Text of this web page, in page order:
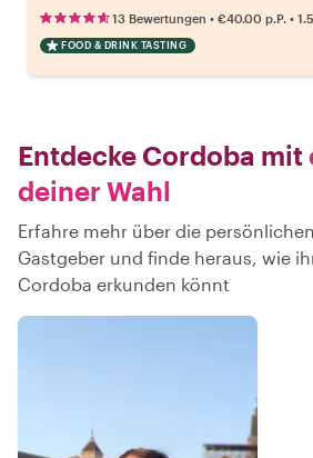
13 Bewertungen • €40.00 p.P. •
FOOD & DRINK TASTING
Entdecke Cordoba mit
deiner Wahl
Erfahre mehr über die
Gastgeber und finde heraus, wie
Cordoba erkunden könnt